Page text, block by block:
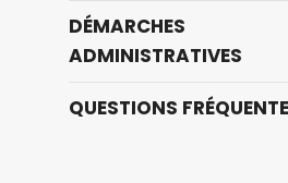
DÉMARCHES
ADMINISTRATIVES
QUESTIONS